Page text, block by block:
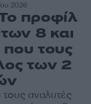
2026
προφίλ
8 και
τους
των 2
τους αναλυτές